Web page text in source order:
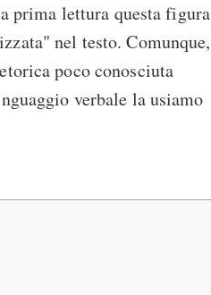
prima lettura questa figura
nel testo. Comunque,
poco conosciuta
verbale la usiamo